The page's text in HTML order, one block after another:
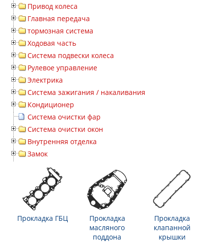
Привод колеса
Главная передача
тормозная система
Ходовая часть
Система подвески колеса
Рулевое управление
Электрика
Система зажигания / накаливания
Кондиционер
Система очистки фар
Система очистки окон
Внутренняя отделка
Замок
Прокладка ГБЦ
Прокладка
масляного
поддона
Прокладка
клапанной
крышки